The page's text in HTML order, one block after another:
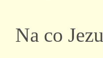
Na co